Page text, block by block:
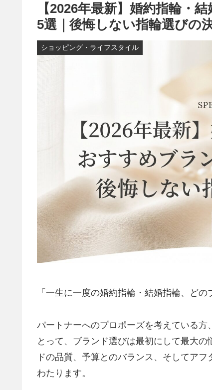
【2026年最新】婚約指輪・
5選｜後悔しない指輪選びの
ショッピング・ライフスタイル
「一生に一度の婚約指輪・結婚指輪、ど
パートナーへのプロポーズを考えている
とって、ブランド選びは最初にして最大
ドの品質、予算とのバランス、そしてア
わたります。